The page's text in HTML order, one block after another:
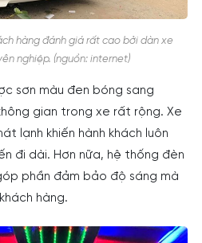
hàng đánh giá rất cao bởi dàn xe
nghiệp. (nguồn: internet)
sơn màu đen bóng sang
gian trong xe rất rộng. Xe
lạnh khiến hành khách luôn
đi dài. Hơn nữa, hệ thống đèn
phần đảm bảo độ sáng mà
hàng.